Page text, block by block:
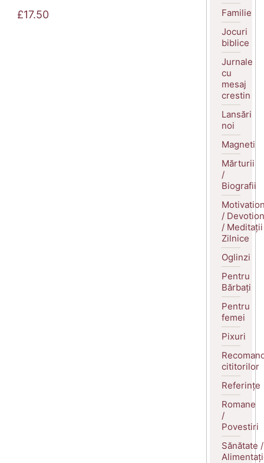
£17.50
Familie
Jocuri
biblice
Jurnale
cu
mesaj
crestin
Lansări
noi
Magneti
Mărturii
/
Biografii
/
/ Meditații
Zilnice
Oglinzi
Pentru
Bărbați
Pentru
femei
Pixuri
cititorilor
Referințe
Romane
/
Povestiri
Sănătate /